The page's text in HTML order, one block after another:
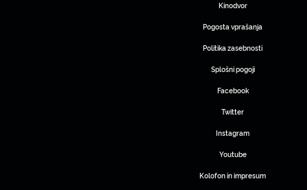
Kinodvor
Pogosta vprašanja
Politika zasebnosti
Splošni pogoji
Facebook
Twitter
Instagram
Youtube
Kolofon in impresum